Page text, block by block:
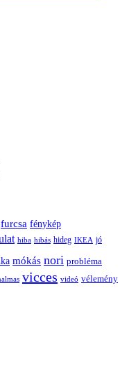
furcsa fénykép
hiba hibás hideg IKEA jó
mókás nori probléma
vicces videó vélemény